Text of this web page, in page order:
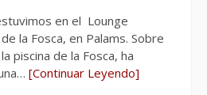
en el Lounge
la Fosca, en Palams. Sobre
piscina de la Fosca, ha
[Continuar Leyendo]